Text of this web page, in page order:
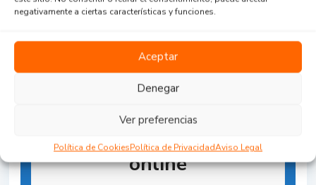
negativamente a ciertas características y funciones.
Aceptar
Denegar
Ver preferencias
Política de CookiesPolítica de PrivacidadAviso Legal
Reserva la Propiedad
online